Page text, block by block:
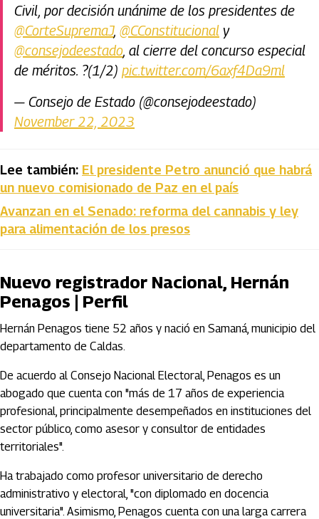
Civil, por decisión unánime de los presidentes de
@CorteSupremaJ, @CConstitucional y
@consejodeestado, al cierre del concurso especial
de méritos. ?(1/2) pic.twitter.com/6axf4Da9ml
— Consejo de Estado (@consejodeestado)
November 22, 2023
Lee también: El presidente Petro anunció que habrá
un nuevo comisionado de Paz en el país
Avanzan en el Senado: reforma del cannabis y ley
para alimentación de los presos
Nuevo registrador Nacional, Hernán
Penagos | Perfil
Hernán Penagos tiene 52 años y nació en Samaná, municipio del
departamento de Caldas.
De acuerdo al Consejo Nacional Electoral, Penagos es un
abogado que cuenta con "más de 17 años de experiencia
profesional, principalmente desempeñados en instituciones del
sector público, como asesor y consultor de entidades
territoriales".
Ha trabajado como profesor universitario de derecho
administrativo y electoral, "con diplomado en docencia
universitaria". Asimismo, Penagos cuenta con una larga carrera